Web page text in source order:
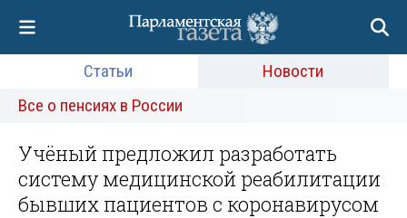
Статьи
Новости
Все о пенсиях в России
Учёный предложил разработать
систему медицинской реабилитации
бывших пациентов с коронавирусом